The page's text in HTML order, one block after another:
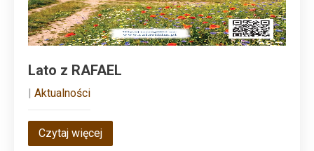
Lato z RAFAEL
Aktualności
Czytaj więcej